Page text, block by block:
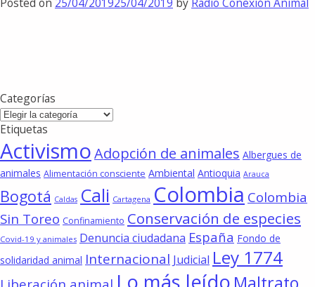
Categorías
Categorías
Etiquetas
ActivismoAdopción de animales Albergues de
animales Alimentación consciente Ambiental Antioquia Arauca
Bogotá Caldas Cali Cartagena Colombia Colombia
Sin Toreo Confinamiento Conservación de especies
Covid-19 y animales Denuncia ciudadana España Fondo de
solidaridad animal Internacional Judicial Ley 1774
Lo más leído